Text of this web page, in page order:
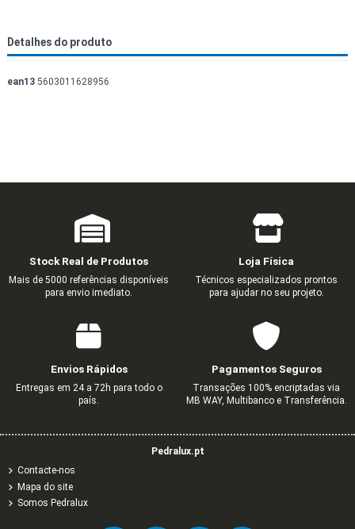
Detalhes do produto
ean13 5603011628956
Stock Real de Produtos
Mais de 5000 referências disponíveis
para envio imediato.
Loja Física
Técnicos especializados prontos
para ajudar no seu projeto.
Envios Rápidos
Entregas em 24 a 72h para todo o
país.
Pagamentos Seguros
Transações 100% encriptadas via
MB WAY, Multibanco e Transferência.
Pedralux.pt
Contacte-nos
Mapa do site
Somos Pedralux